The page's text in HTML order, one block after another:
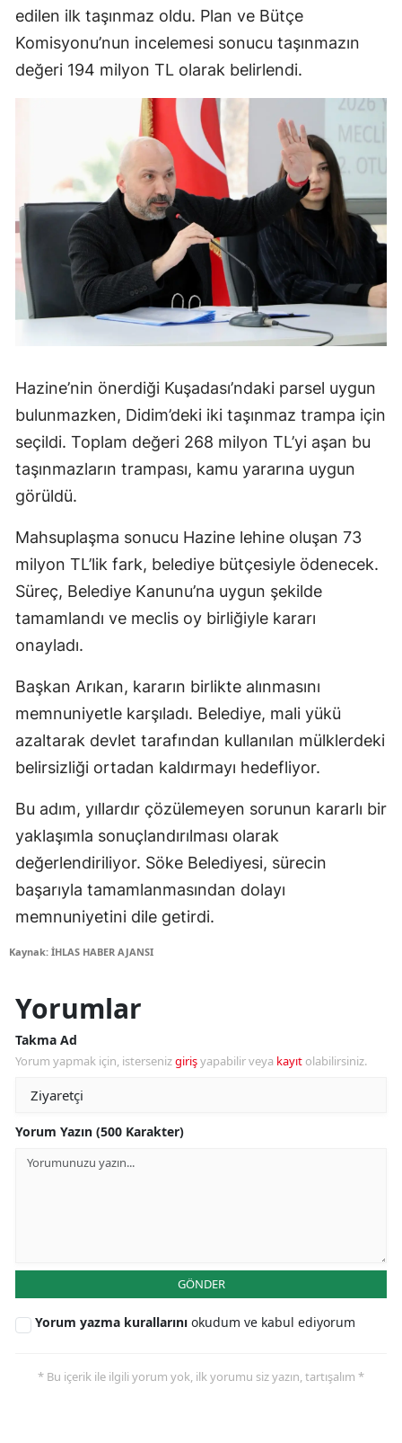
edilen ilk taşınmaz oldu. Plan ve Bütçe
Komisyonu’nun incelemesi sonucu taşınmazın
değeri 194 milyon TL olarak belirlendi.
Hazine’nin önerdiği Kuşadası’ndaki parsel uygun
bulunmazken, Didim’deki iki taşınmaz trampa için
seçildi. Toplam değeri 268 milyon TL’yi aşan bu
taşınmazların trampası, kamu yararına uygun
görüldü.
Mahsuplaşma sonucu Hazine lehine oluşan 73
milyon TL’lik fark, belediye bütçesiyle ödenecek.
Süreç, Belediye Kanunu’na uygun şekilde
tamamlandı ve meclis oy birliğiyle kararı
onayladı.
Başkan Arıkan, kararın birlikte alınmasını
memnuniyetle karşıladı. Belediye, mali yükü
azaltarak devlet tarafından kullanılan mülklerdeki
belirsizliği ortadan kaldırmayı hedefliyor.
Bu adım, yıllardır çözülemeyen sorunun kararlı bir
yaklaşımla sonuçlandırılması olarak
değerlendiriliyor. Söke Belediyesi, sürecin
başarıyla tamamlanmasından dolayı
memnuniyetini dile getirdi.
Kaynak: İHLAS HABER AJANSI
Yorumlar
Takma Ad
Yorum yapmak için, istersenizgirişyapabilir veya kayıt olabilirsiniz.
Yorum Yazın (500 Karakter)
GÖNDER
Yorum yazma kurallarını okudum ve kabul ediyorum
* Bu içerik ile ilgili yorum yok, ilk yorumu siz yazın, tartışalım *